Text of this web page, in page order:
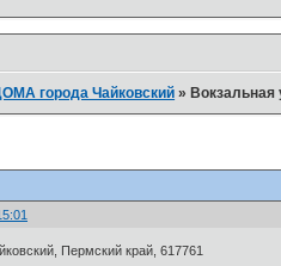
города Чайковский » Вокзальная
Пермский край, 617761